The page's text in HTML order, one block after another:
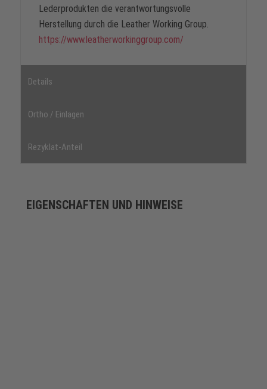
Lederprodukten die verantwortungsvolle
Herstellung durch die Leather Working Group.
https://www.leatherworkinggroup.com/
Details
Ortho / Einlagen
Rezyklat-Anteil
EIGENSCHAFTEN UND HINWEISE